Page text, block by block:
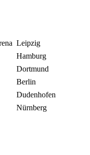
Leipzig
Hamburg
Dortmund
Berlin
Dudenhofen
Nürnberg